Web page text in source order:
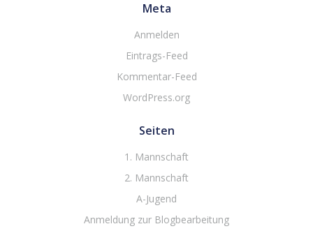
Meta
Anmelden
Eintrags-Feed
Kommentar-Feed
WordPress.org
Seiten
1. Mannschaft
2. Mannschaft
A-Jugend
Anmeldung zur Blogbearbeitung